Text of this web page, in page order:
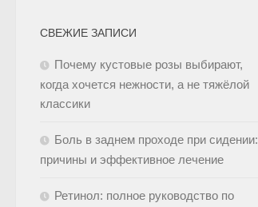
СВЕЖИЕ ЗАПИСИ
Почему кустовые розы выбирают,
когда хочется нежности, а не тяжёлой
классики
Боль в заднем проходе при сидении:
причины и эффективное лечение
Ретинол: полное руководство по